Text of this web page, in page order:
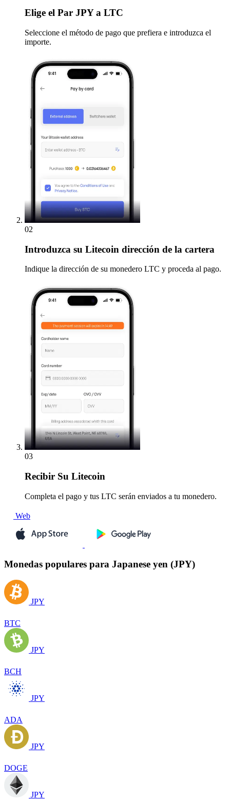
Elige el Par JPY a LTC
Seleccione el método de pago que prefiera e introduzca el
importe.
02
Introduzca su Litecoin dirección de la cartera
Indique la dirección de su monedero LTC y proceda al pago.
03
Recibir Su Litecoin
Completa el pago y tus LTC serán enviados a tu monedero.
Web
Monedas populares para Japanese yen (JPY)
JPY
BTC
JPY
BCH
JPY
ADA
JPY
DOGE
JPY